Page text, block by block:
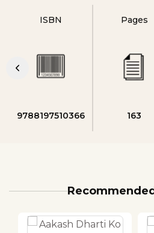
ISBN
9788197510366
Pages
163